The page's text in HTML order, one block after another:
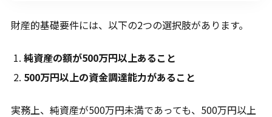
財産的基礎要件には、以下の2つの選択肢があります。
純資産の額が500万円以上あること
500万円以上の資金調達能力があること
実務上、純資産が500万円未満であっても、500万円以上